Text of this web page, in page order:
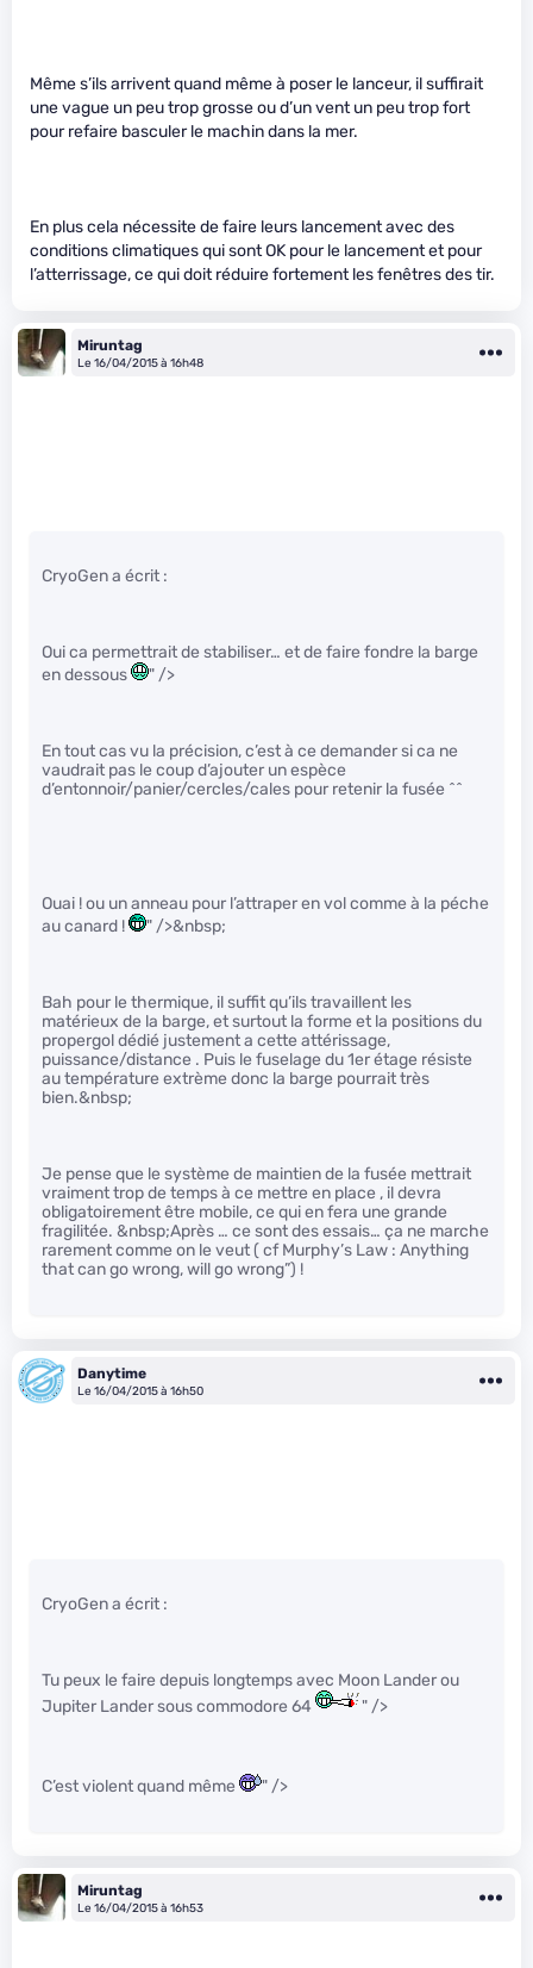
Même s’ils arrivent quand même à poser le lanceur, il suffirait
une vague un peu trop grosse ou d’un vent un peu trop fort
pour refaire basculer le machin dans la mer.
En plus cela nécessite de faire leurs lancement avec des
conditions climatiques qui sont OK pour le lancement et pour
l’atterrissage, ce qui doit réduire fortement les fenêtres des tir.
Miruntag
Le 16/04/2015 à 16h48
CryoGen a écrit :
Oui ca permettrait de stabiliser… et de faire fondre la barge
en dessous
" />
En tout cas vu la précision, c’est à ce demander si ca ne
vaudrait pas le coup d’ajouter un espèce
d’entonnoir/panier/cercles/cales pour retenir la fusée ^^
Ouai ! ou un anneau pour l’attraper en vol comme à la péche
au canard !
" />&nbsp;
Bah pour le thermique, il suffit qu’ils travaillent les
matérieux de la barge, et surtout la forme et la positions du
propergol dédié justement a cette attérissage,
puissance/distance . Puis le fuselage du 1er étage résiste
au température extrème donc la barge pourrait très
bien.&nbsp;
Je pense que le système de maintien de la fusée mettrait
vraiment trop de temps à ce mettre en place , il devra
obligatoirement être mobile, ce qui en fera une grande
fragilitée. &nbsp;Après … ce sont des essais… ça ne marche
rarement comme on le veut ( cf Murphy’s Law : Anything
that can go wrong, will go wrong”) !
Danytime
Le 16/04/2015 à 16h50
CryoGen a écrit :
Tu peux le faire depuis longtemps avec Moon Lander ou
Jupiter Lander sous commodore 64
" />
C’est violent quand même " />
Miruntag
Le 16/04/2015 à 16h53